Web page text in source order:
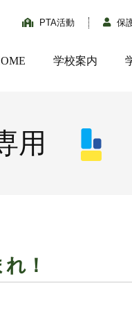
PTA活動 保
学校案内
用
！